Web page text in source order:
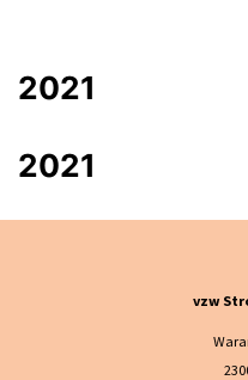
2021
2021
vzw